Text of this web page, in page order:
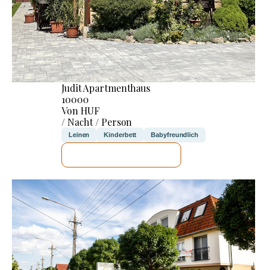
Judit Apartmenthaus
10000
Von HUF
/ Nacht / Person
Leinen Kinderbett Babyfreundlich